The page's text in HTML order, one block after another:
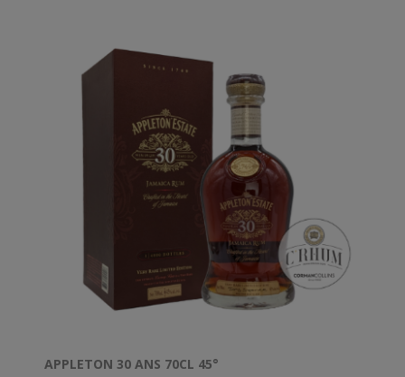
APPLETON 30 ANS 70CL 45°